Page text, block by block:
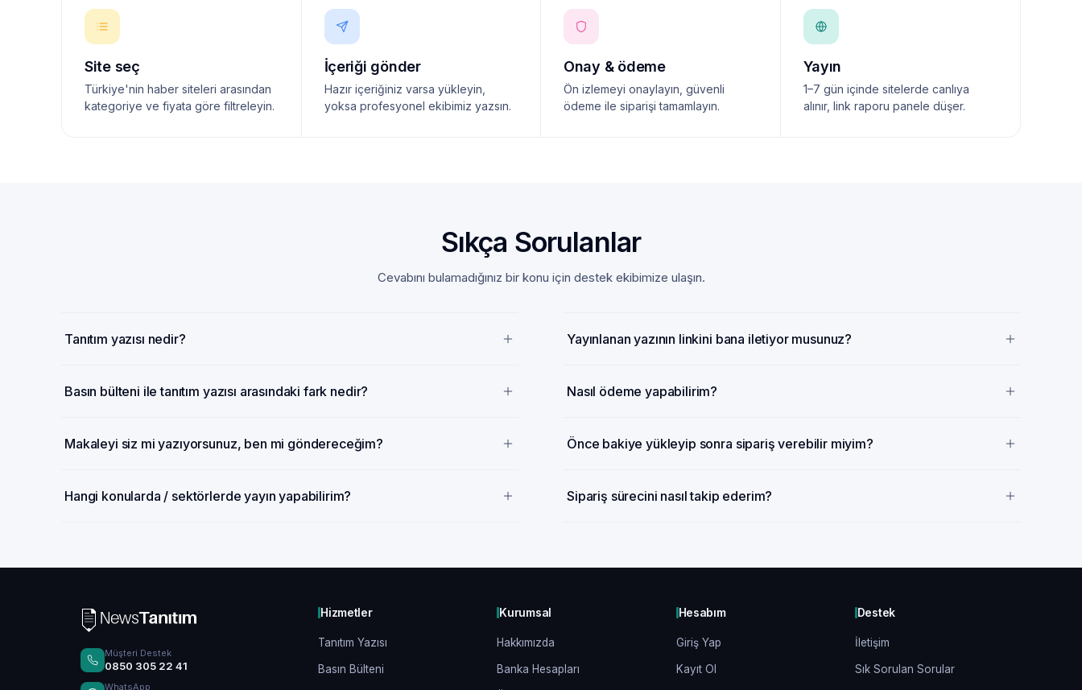
Site seç
Türkiye'nin haber siteleri arasından
kategoriye ve fiyata göre filtreleyin.
İçeriği gönder
Hazır içeriğiniz varsa yükleyin,
yoksa profesyonel ekibimiz yazsın.
Onay & ödeme
Ön izlemeyi onaylayın, güvenli
ödeme ile siparişi tamamlayın.
Yayın
1–7 gün içinde sitelerde canlıya
alınır, link raporu panele düşer.
Sıkça Sorulanlar
Cevabını bulamadığınız bir konu için destek ekibimize ulaşın.
Tanıtım yazısı nedir?
Basın bülteni ile tanıtım yazısı arasındaki fark nedir?
Makaleyi siz mi yazıyorsunuz, ben mi göndereceğim?
Hangi konularda / sektörlerde yayın yapabilirim?
Yayınlanan yazının linkini bana iletiyor musunuz?
Nasıl ödeme yapabilirim?
Önce bakiye yükleyip sonra sipariş verebilir miyim?
Sipariş sürecini nasıl takip ederim?
Müşteri Destek
0850 305 22 41
WhatsApp
Hizmetler
Tanıtım Yazısı
Basın Bülteni
Kurumsal
Hakkımızda
Banka Hesapları
Hesabım
Giriş Yap
Kayıt Ol
Destek
İletişim
Sık Sorulan Sorular